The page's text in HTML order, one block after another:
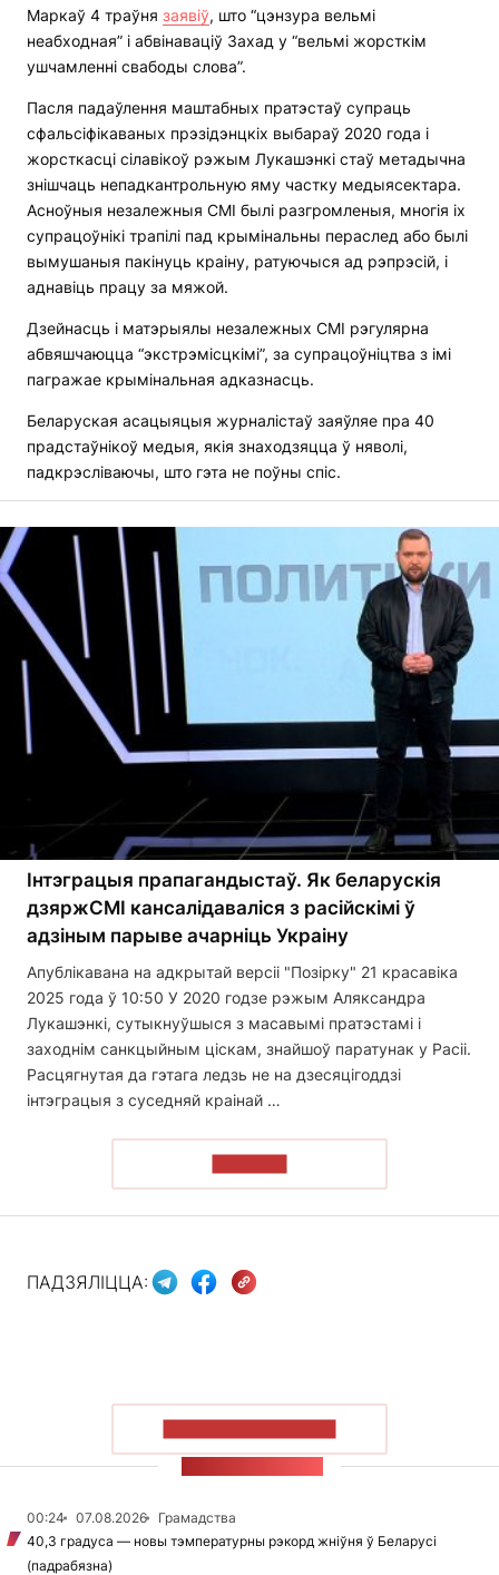
Маркаў 4 траўня заявіў, што “цэнзура вельмі
неабходная” і абвінаваціў Захад у “вельмі жорсткім
ушчамленні свабоды слова”.
Пасля падаўлення маштабных пратэстаў супраць
сфальсіфікаваных прэзідэнцкіх выбараў 2020 года і
жорсткасці сілавікоў рэжым Лукашэнкі стаў метадычна
знішчаць непадкантрольную яму частку медыясектара.
Асноўныя незалежныя СМІ былі разгромленыя, многія іх
супрацоўнікі трапілі пад крымінальны пераслед або былі
вымушаныя пакінуць краіну, ратуючыся ад рэпрэсій, і
аднавіць працу за мяжой.
Дзейнасць і матэрыялы незалежных СМІ рэгулярна
абвяшчаюцца “экстрэмісцкімі”, за супрацоўніцтва з імі
пагражае крымінальная адказнасць.
Беларуская асацыяцыя журналістаў заяўляе пра 40
прадстаўнікоў медыя, якія знаходзяцца ў няволі,
падкрэсліваючы, што гэта не поўны спіс.
Інтэграцыя прапагандыстаў. Як беларускія
дзяржСМІ кансалідаваліся з расійскімі ў
адзіным парыве ачарніць Украіну
Апублікавана на адкрытай версіі "Позірку" 21 красавіка
2025 года ў 10:50 У 2020 годзе рэжым Аляксандра
Лукашэнкі, сутыкнуўшыся з масавымі пратэстамі і
заходнім санкцыйным ціскам, знайшоў паратунак у Расіі.
Расцягнутая да гэтага ледзь не на дзесяцігоддзі
інтэграцыя з суседняй краінай …
ПАДЗЯЛІЦЦА:
00:24 07.08.2026
Грамадства
40,3 градуса — новы тэмпературны рэкорд жніўня ў Беларусі
(падрабязна)